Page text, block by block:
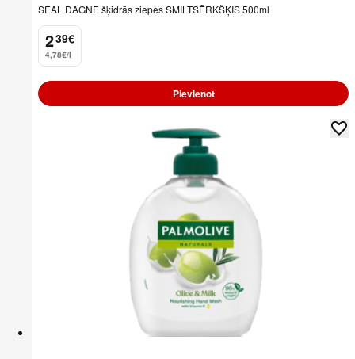
SEAL DAGNE šķidrās ziepes SMILTSĒRKŠĶIS 500ml
2
. 39€
4,78€/l
Pievienot